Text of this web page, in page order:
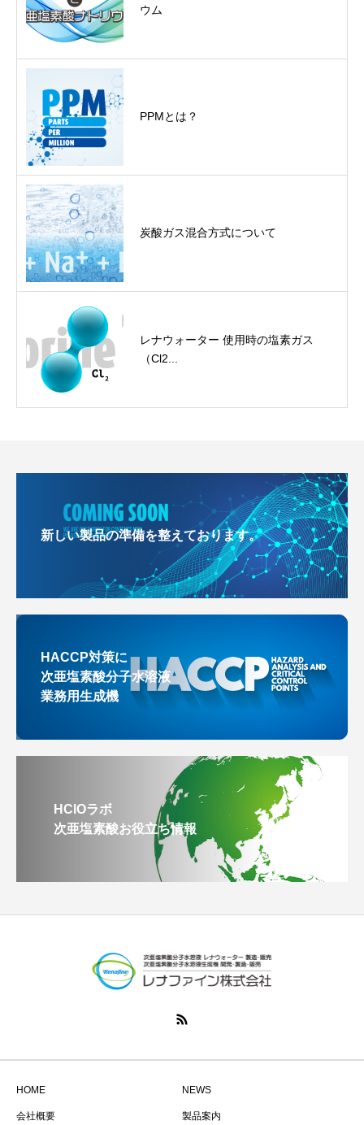
ウム
PPMとは？
炭酸ガス混合方式について
レナウォーター 使用時の塩素ガス
（Cl2...
新しい製品の準備を整えております。
HACCP対策に
次亜塩素酸分子水溶液
業務用生成機
HClOラボ
次亜塩素酸お役立ち情報
HOME NEWS
会社概要 製品案内